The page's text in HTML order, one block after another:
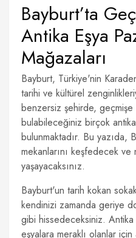
Bayburt’ta
Antika Eşya
Mağazaları
Bayburt, Türkiye'nin
tarihi ve kültürel
benzersiz şehirde, geçmişe
bulabileceğiniz birçok
bulunmaktadır. Bu yazıda,
mekanlarını keşfedecek
yaşayacaksınız.
Bayburt'un tarih kokan
kendinizi zamanda geriye
gibi hissedeceksiniz. Antika
eşyalara meraklı olanlar